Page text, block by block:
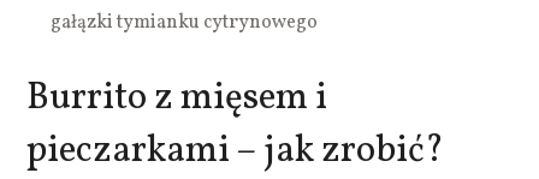
gałązki tymianku cytrynowego
Burrito z mięsem i
pieczarkami – jak zrobić?